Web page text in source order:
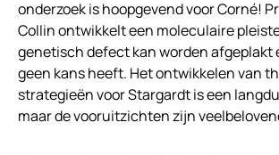
onderzoek is hoopgevend voor Corné!
Collin ontwikkelt een moleculaire
genetisch defect kan worden afgeplakt
geen kans heeft. Het ontwikkelen van
strategieën voor Stargardt is een
maar de vooruitzichten zijn